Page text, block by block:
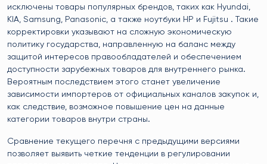
исключены товары популярных брендов, таких как Hyundai,
KIA, Samsung, Panasonic, а также ноутбуки HP и Fujitsu . Такие
корректировки указывают на сложную экономическую
политику государства, направленную на баланс между
защитой интересов правообладателей и обеспечением
доступности зарубежных товаров для внутреннего рынка.
Вероятным последствием этого станет увеличение
зависимости импортеров от официальных каналов закупок и,
как следствие, возможное повышение цен на данные
категории товаров внутри страны.
Сравнение текущего перечня с предыдущими версиями
позволяет выявить четкие тенденции в регулировании